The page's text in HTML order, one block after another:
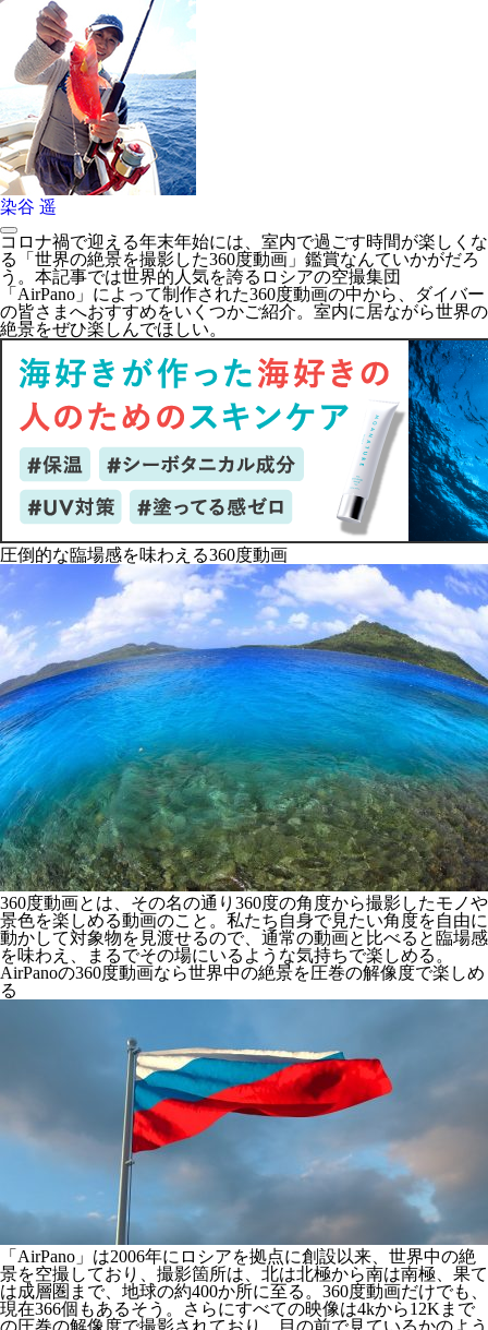
染谷 遥
コロナ禍で迎える年末年始には、室内で過ごす時間が楽しくな
る「世界の絶景を撮影した360度動画」鑑賞なんていかがだろ
う。本記事では世界的人気を誇るロシアの空撮集団
「AirPano」によって制作された360度動画の中から、ダイバー
の皆さまへおすすめをいくつかご紹介。室内に居ながら世界の
絶景をぜひ楽しんでほしい。
圧倒的な臨場感を味わえる360度動画
360度動画とは、その名の通り360度の角度から撮影したモノや
景色を楽しめる動画のこと。私たち自身で見たい角度を自由に
動かして対象物を見渡せるので、通常の動画と比べると臨場感
を味わえ、まるでその場にいるような気持ちで楽しめる。
AirPanoの360度動画なら世界中の絶景を圧巻の解像度で楽しめ
る
「AirPano」は2006年にロシアを拠点に創設以来、世界中の絶
景を空撮しており、撮影箇所は、北は北極から南は南極、果て
は成層圏まで、地球の約400か所に至る。360度動画だけでも、
現在366個もあるそう。さらにすべての映像は4kから12Kまで
の圧巻の解像度で撮影されており、目の前で見ているかのよう